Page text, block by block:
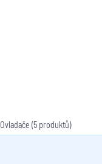
Ovladače (5 produktů)